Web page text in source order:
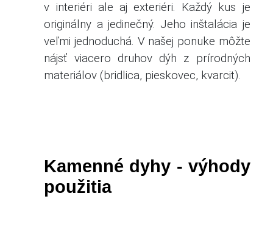
v interiéri ale aj exteriéri. Každý kus je
originálny a jedinečný. Jeho inštalácia je
veľmi jednoduchá. V našej ponuke môžte
nájsť viacero druhov dýh z prírodných
materiálov (bridlica, pieskovec, kvarcit).
Kamenné dyhy - výhody
použitia